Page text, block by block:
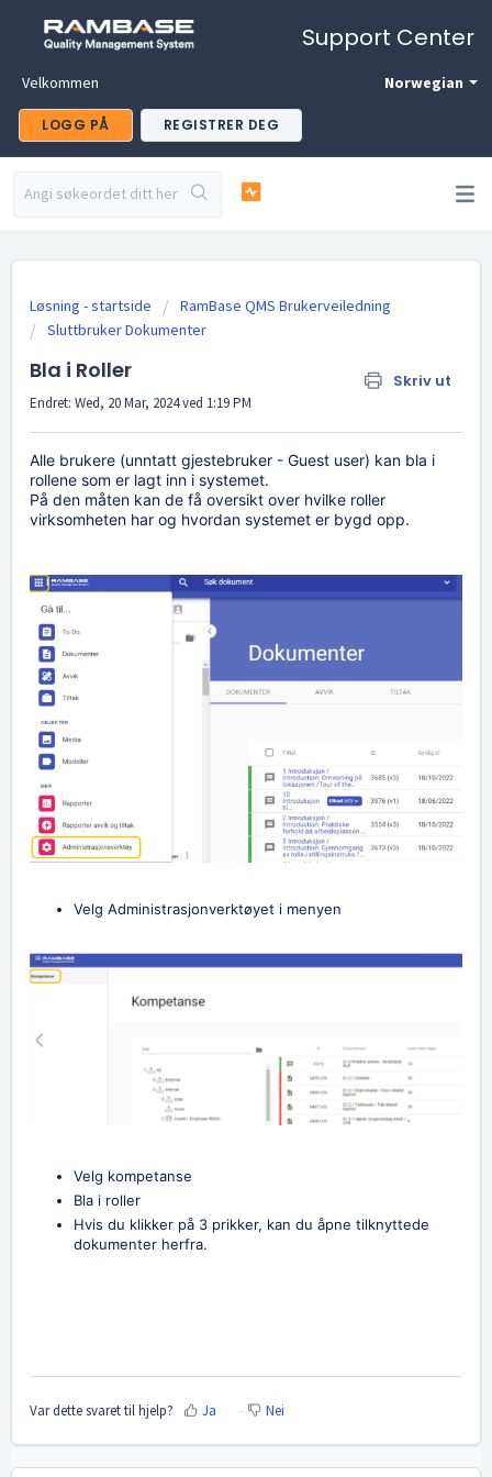
Support Center
Norwegian
Velkommen
LOGG PÅ REGISTRER DEG
Løsning - startside
RamBase QMS Brukerveiledning
Sluttbruker Dokumenter
Bla i Roller Skriv ut
Endret: Wed, 20 Mar, 2024 ved 1:19 PM
Alle brukere (unntatt gjestebruker - Guest user) kan bla i
rollene som er lagt inn i systemet.
På den måten kan de få oversikt over hvilke roller
virksomheten har og hvordan systemet er bygd opp.
Velg Administrasjonverktøyet i menyen
Velg kompetanse
Bla i roller
Hvis du klikker på 3 prikker, kan du åpne tilknyttede
dokumenter herfra.
Var dette svaret til hjelp? Ja Nei